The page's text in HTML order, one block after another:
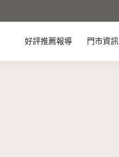
好評推薦報導 門市資訊